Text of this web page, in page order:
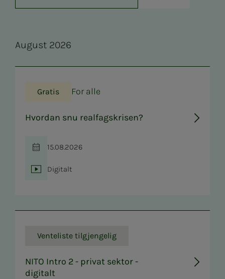
Au­­­gust 2026
Gratis For alle
Hvordan snu realfagskrisen?
Tid
15.08.2026
Sted
Digitalt
Venteliste tilgjengelig
NITO Intro 2 - privat sektor -
digitalt